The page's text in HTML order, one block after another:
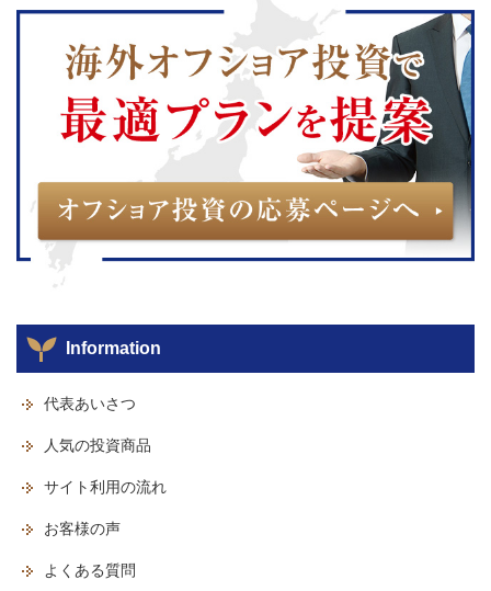
Information
代表あいさつ
人気の投資商品
サイト利用の流れ
お客様の声
よくある質問